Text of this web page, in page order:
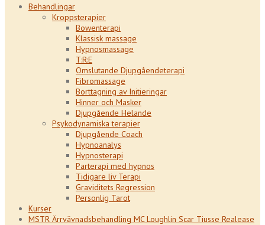
Behandlingar
Kroppsterapier
Bowenterapi
Klassisk massage
Hypnosmassage
T:R:E
Omslutande Djupgåendeterapi
Fibromassage
Borttagning av Initieringar
Hinner och Masker
Djupgående Helande
Psykodynamiska terapier
Djupgående Coach
Hypnoanalys
Hypnosterapi
Parterapi med hypnos
Tidigare liv Terapi
Graviditets Regression
Personlig Tarot
Kurser
MSTR Ärrvävnadsbehandling MC Loughlin Scar Tiusse Realease